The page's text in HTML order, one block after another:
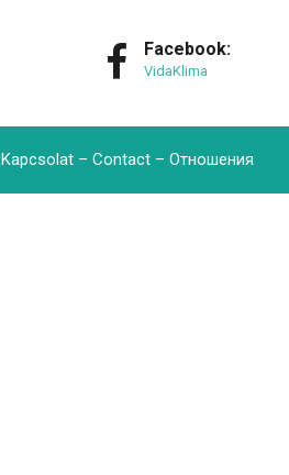
Facebook:
VidaKlima
Kapcsolat – Contact – Oтношения